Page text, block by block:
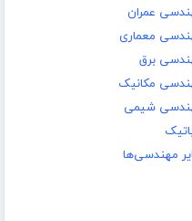
عمران
معماری
برق
مکانیک
شیمی
مهندسی‌ها